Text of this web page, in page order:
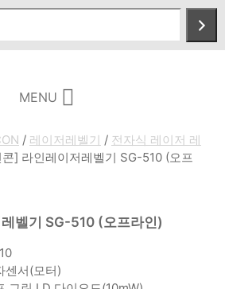
MENU
/ 레이저레벨기 / 전자식 레이저 레
] 라인레이저레벨기 SG-510 (오프
벨기 SG-510 (오프라인)
센서(모터)